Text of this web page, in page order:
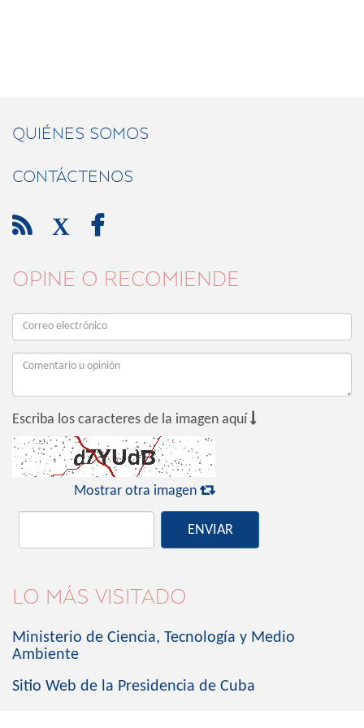
QUIÉNES SOMOS
CONTÁCTENOS
 X 
OPINE O RECOMIENDE
Escriba los caracteres de la imagen aquí 
Mostrar otra imagen 
ENVIAR
LO MÁS VISITADO
Ministerio de Ciencia, Tecnología y Medio
Ambiente
Sitio Web de la Presidencia de Cuba